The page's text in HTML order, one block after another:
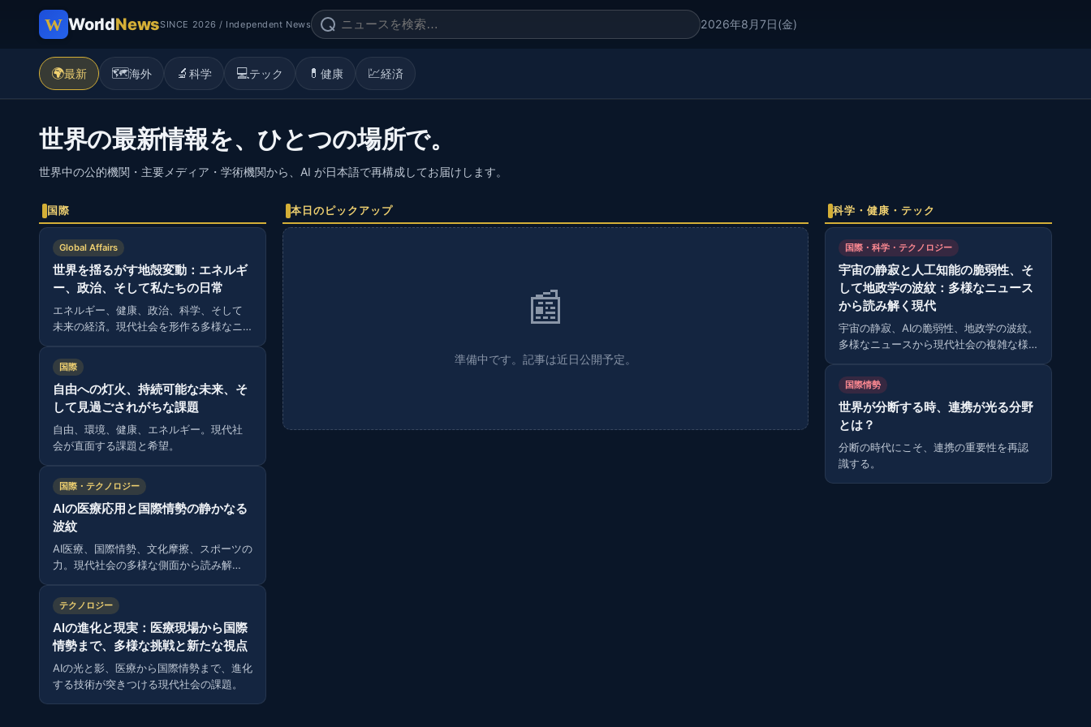
WorldNewsSINCE 2026 / Independent News 2026年8月7日(金)
🌍最新 🗺️海外 🔬 科学 💻テック 💊 健康 💹経済
世界の最新情報を、ひとつの場所で。
世界中の公的機関・主要メディア・学術機関から、AI が日本語で再構成してお届けします。
国際
Global Affairs
世界を揺るがす地殻変動：エネルギ
ー、政治、そして私たちの日常
エネルギー、健康、政治、科学、そして
未来の経済。現代社会を形作る多様なニ
点。
国際
自由への灯火、持続可能な未来、そ
して見過ごされがちな課題
自由、環境、健康、エネルギー。現代社
会が直面する課題と希望。
国際・テクノロジー
AIの医療応用と国際情勢の静かなる
波紋
AI医療、国際情勢、文化摩擦、スポーツの
力。現代社会の多様な側面から読み解
テクノロジー
AIの進化と現実：医療現場から国際
情勢まで、多様な挑戦と新たな視点
AIの光と影、医療から国際情勢まで、進化
する技術が突きつける現代社会の課題。
本日のピックアップ
📰
準備中です。記事は近日公開予定。
科学・健康・テック
国際・科学・テクノロジー
宇宙の静寂と人工知能の脆弱性、そ
して地政学の波紋：多様なニュース
から読み解く現代
宇宙の静寂、AIの脆弱性、地政学の波紋。
多様なニュースから現代社会の複雑な様
国際情勢
世界が分断する時、連携が光る分野
とは？
分断の時代にこそ、連携の重要性を再認
識する。